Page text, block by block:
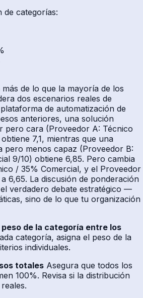
de categorías:
de lo que la mayoría de los
dos escenarios reales de
de automatización de
anteriores, una solución
pero cara (Proveedor A: Técnico
7,1, mientras que una
pero menos capaz (Proveedor B:
9/10) obtiene 6,85. Pero cambia
/ 35% Comercial, y el Proveedor
6,65. La discusión de ponderación
verdadero debate estratégico —
sino de lo que tu organización
de la categoría entre los
categoría, asigna el peso de la
individuales.
totales Asegura que todos los
100%. Revisa si la distribución